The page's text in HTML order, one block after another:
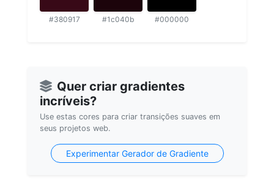
#380917 #1c040b #000000
Quer criar gradientes
incríveis?
Use estas cores para criar transições suaves em
seus projetos web.
Experimentar Gerador de Gradiente